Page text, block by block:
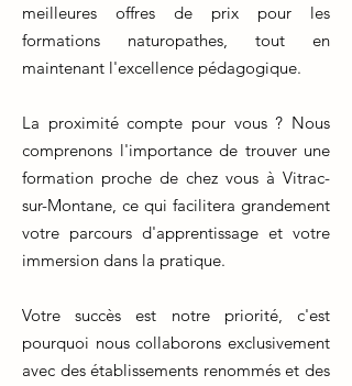
meilleures offres de prix pour les
formations naturopathes, tout en
maintenant l'excellence pédagogique.
La proximité compte pour vous ? Nous
comprenons l'importance de trouver une
formation proche de chez vous à Vitrac-
sur-Montane, ce qui facilitera grandement
votre parcours d'apprentissage et votre
immersion dans la pratique.
Votre succès est notre priorité, c'est
pourquoi nous collaborons exclusivement
avec des établissements renommés et des